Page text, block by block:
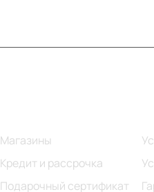
Магазины
Кредит и рассрочка
Подарочный сертификат